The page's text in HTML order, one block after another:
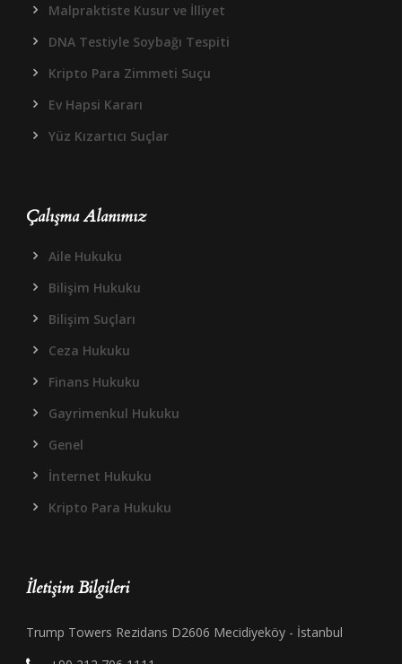
Malpraktiste Kusur ve İlliyet
DNA Testiyle Soybağı Tespiti
Kripto Para Zimmeti Suçu
Ev Hapsi Kararı
Yüz Kızartıcı Suçlar
Çalışma Alanımız
Aile Hukuku
Bilişim Hukuku
Bilişim Suçları
Ceza Hukuku
Finans Hukuku
Gayrimenkul Hukuku
Genel
İnternet Hukuku
Kripto Para Hukuku
İletişim Bilgileri
Trump Towers Rezidans D2606 Mecidiyeköy - İstanbul